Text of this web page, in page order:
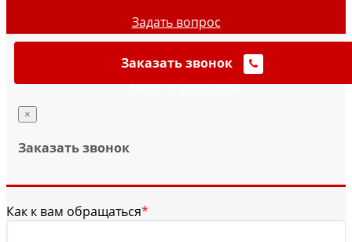
Задать вопрос
Заказать звонок
MAST © 2020-2026
×
Заказать звонок
Как к вам обращаться*